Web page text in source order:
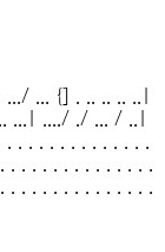
... {] . .. .. .. ..|
...| ..../ ./ ... / ..|
. . . . . . . . . . . . .
. . . . . . . . . . . . . .
. . . . . . . . . . . . . .